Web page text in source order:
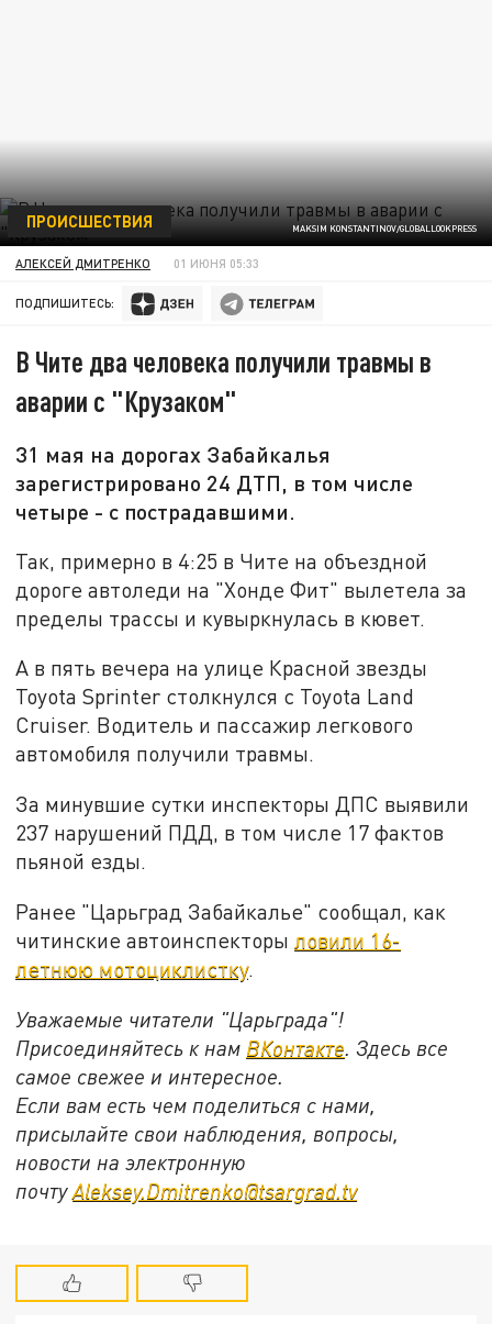
MAKSIM KONSTANTINOV/GLOBALLOOKPRESS
ПРОИСШЕСТВИЯ
АЛЕКСЕЙ ДМИТРЕНКО 01 ИЮНЯ 05:33
ПОДПИШИТЕСЬ:
В Чите два человека получили травмы в
аварии с "Крузаком"
31 мая на дорогах Забайкалья
зарегистрировано 24 ДТП, в том числе
четыре - с пострадавшими.
Так, примерно в 4:25 в Чите на объездной
дороге автоледи на "Хонде Фит" вылетела за
пределы трассы и кувыркнулась в кювет.
А в пять вечера на улице Красной звезды
Toyota Sprinter столкнулся с Toyota Land
Cruiser. Водитель и пассажир легкового
автомобиля получили травмы.
За минувшие сутки инспекторы ДПС выявили
237 нарушений ПДД, в том числе 17 фактов
пьяной езды.
Ранее "Царьград Забайкалье" сообщал, как
читинские автоинспекторыловили 16-
летнюю мотоциклистку.
Уважаемые читатели "Царьграда"!
Присоединяйтесь к нам ВКонтакте . Здесь все
самое свежее и интересное.
Если вам есть чем поделиться с нами,
присылайте свои наблюдения, вопросы,
новости на электронную
почтуAleksey.Dmitrenko@tsargrad.tv